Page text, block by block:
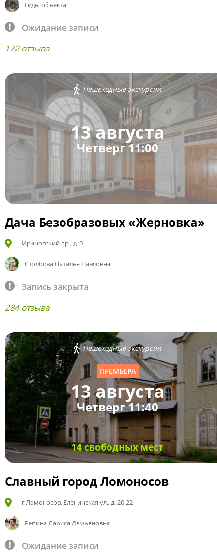
Гиды объекта
Ожидание записи
172 отзыва
Пешеходные экскурсии
13 августа
Четверг 11:00
Дача Безобразовых «Жерновка»
Ириновский пр., д. 9
Столбова Наталья Павловна
Запись закрыта
284 отзыва
Пешеходные экскурсии
ПРЕМЬЕРА
13 августа
Четверг 11:40
14 свободных мест
Славный город Ломоносов
г.Ломоносов, Еленинская ул., д. 20-22
Репина Лариса Демьяновна
Ожидание записи